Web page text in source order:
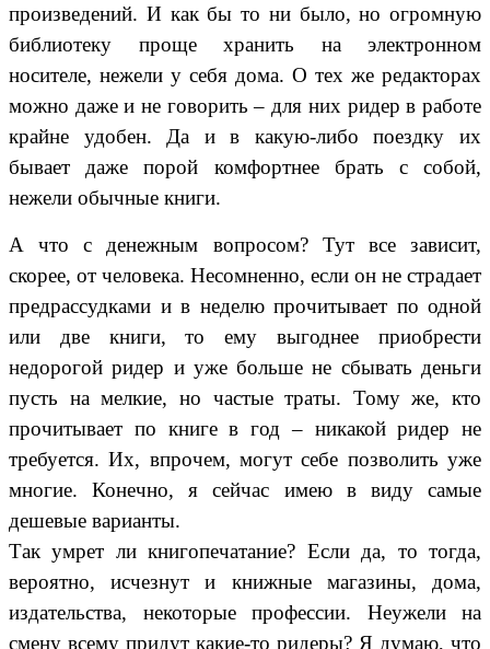
произведений. И как бы то ни было, но огромную
библиотеку проще хранить на электронном
носителе, нежели у себя дома. О тех же редакторах
можно даже и не говорить – для них ридер в работе
крайне удобен. Да и в какую-либо поездку их
бывает даже порой комфортнее брать с собой,
нежели обычные книги.
А что с денежным вопросом? Тут все зависит,
скорее, от человека. Несомненно, если он не страдает
предрассудками и в неделю прочитывает по одной
или две книги, то ему выгоднее приобрести
недорогой ридер и уже больше не сбывать деньги
пусть на мелкие, но частые траты. Тому же, кто
прочитывает по книге в год – никакой ридер не
требуется. Их, впрочем, могут себе позволить уже
многие. Конечно, я сейчас имею в виду самые
дешевые варианты.
Так умрет ли книгопечатание? Если да, то тогда,
вероятно, исчезнут и книжные магазины, дома,
издательства, некоторые профессии. Неужели на
смену всему придут какие-то ридеры? Я думаю, что